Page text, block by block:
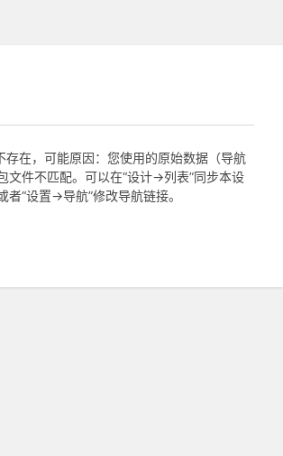
存在，可能原因：您使用的原始数据（导航
文件不匹配。可以在“设计->列表”同步本设
“设置->导航”修改导航链接。